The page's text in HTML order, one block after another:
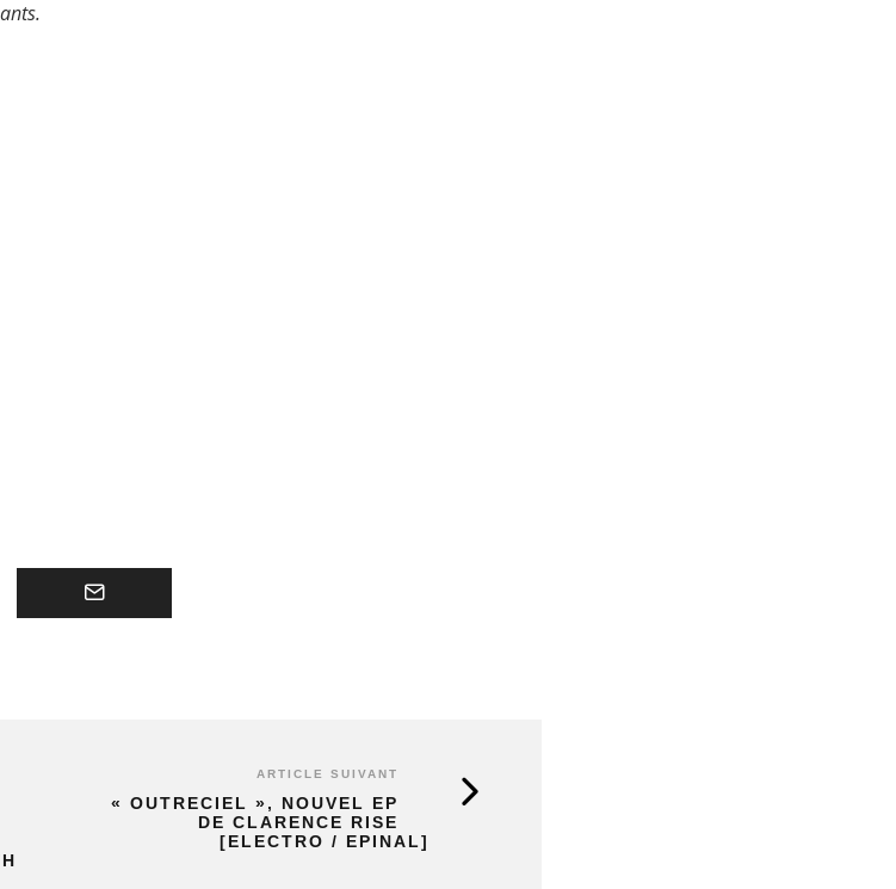
ARTICLE SUIVANT
« OUTRECIEL », NOUVEL EP
DE CLARENCE RISE
[ELECTRO / EPINAL]